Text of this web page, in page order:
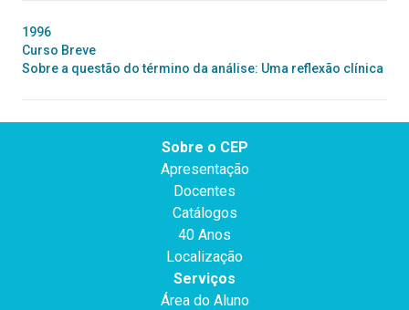
1996
Curso Breve
Sobre a questão do término da análise: Uma reflexão clínica
Sobre o CEP
Apresentação
Docentes
Catálogos
40 Anos
Localização
Serviços
Área do Aluno